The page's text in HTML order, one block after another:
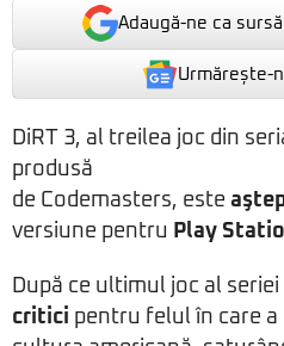
Adaugă-ne ca
Urmărește-
DiRT 3, al treilea joc din
produsă
de Codemasters, este
versiune pentru Play
După ce ultimul joc al seriei
critici pentru felul în care a